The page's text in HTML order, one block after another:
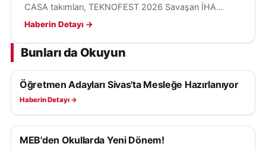
CASA takımları, TEKNOFEST 2026 Savaşan İHA
Yarışması’nda finale kaldı. Final ise Siirt’te yapılacak.
Haberin Detayı →
Bunları da Okuyun
EĞITIM
Öğretmen Adayları Sivas'ta Mesleğe Hazırlanıyor
Haberin Detayı →
EĞITIM
MEB'den Okullarda Yeni Dönem!